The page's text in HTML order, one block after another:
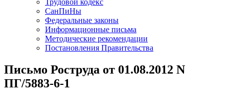
СанПиНы
Федеральные законы
Информационные письма
Методические рекомендации
Постановления Правительства
Письмо Роструда от 01.08.2012 N
ПГ/5883-6-1